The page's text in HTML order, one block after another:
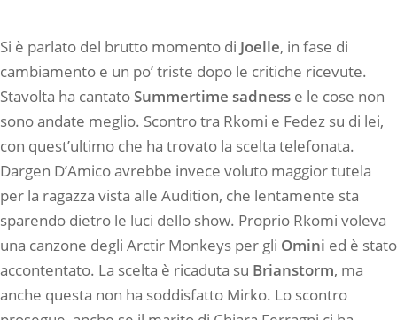
Si è parlato del brutto momento di Joelle, in fase di
cambiamento e un po’ triste dopo le critiche ricevute.
Stavolta ha cantatoSummertime sadness e le cose non
sono andate meglio. Scontro tra Rkomi e Fedez su di lei,
con quest’ultimo che ha trovato la scelta telefonata.
Dargen D’Amico avrebbe invece voluto maggior tutela
per la ragazza vista alle Audition, che lentamente sta
sparendo dietro le luci dello show. Proprio Rkomi voleva
una canzone degli Arctir Monkeys per gli Omini ed è stato
accontentato. La scelta è ricaduta su Brianstorm, ma
anche questa non ha soddisfatto Mirko. Lo scontro